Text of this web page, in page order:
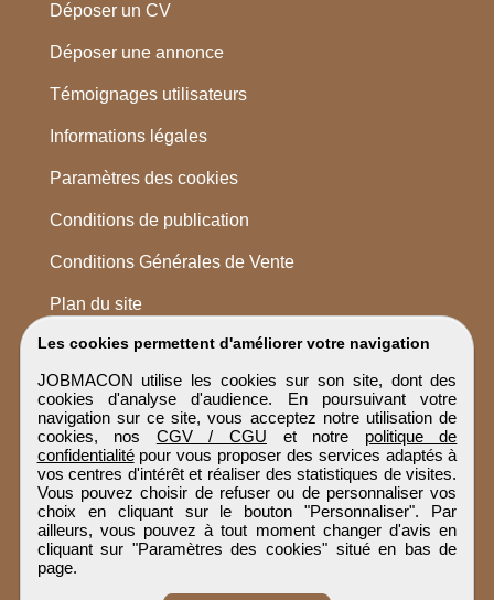
Les cookies permettent d'améliorer votre navigation
JOBMACON utilise les cookies sur son site, dont des
cookies d'analyse d'audience. En poursuivant votre
navigation sur ce site, vous acceptez notre utilisation de
cookies, nos CGV / CGU et notre politique de
confidentialitépour vous proposer des services adaptés à
vos centres d'intérêt et réaliser des statistiques de visites.
Vous pouvez choisir de refuser ou de personnaliser vos
choix en cliquant sur le bouton "Personnaliser". Par
ailleurs, vous pouvez à tout moment changer d'avis en
cliquant sur "Paramètres des cookies" situé en bas de
page.
Déposer un CV
Déposer une annonce
Témoignages utilisateurs
Informations légales
Paramètres des cookies
Conditions de publication
Conditions Générales de Vente
Plan du site